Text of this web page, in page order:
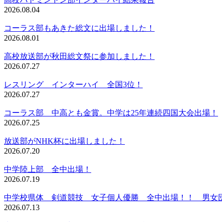
2026.08.04
コーラス部もあきた総文に出場しました！
2026.08.01
高校放送部が秋田総文祭に参加しました！
2026.07.27
レスリング インターハイ 全国3位！
2026.07.27
コーラス部 中高とも金賞。中学は25年連続四国大会出場！
2026.07.25
放送部がNHK杯に出場しました！
2026.07.20
中学陸上部 全中出場！
2026.07.19
中学校県体 剣道競技 女子個人優勝 全中出場！！ 男女団
2026.07.13